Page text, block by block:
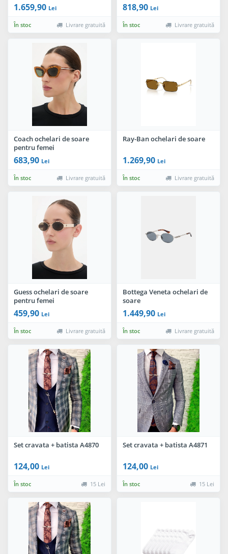
1.659,90 Lei
În stoc Livrare gratuită
818,90 Lei
În stoc Livrare gratuită
Coach ochelari de soare
pentru femei
683,90 Lei
În stoc Livrare gratuită
Ray-Ban ochelari de soare
1.269,90 Lei
În stoc Livrare gratuită
Guess ochelari de soare
pentru femei
459,90 Lei
În stoc Livrare gratuită
Bottega Veneta ochelari de
soare
1.449,90 Lei
În stoc Livrare gratuită
Set cravata + batista A4870
124,00 Lei
În stoc 15 Lei
Set cravata + batista A4871
124,00 Lei
În stoc 15 Lei